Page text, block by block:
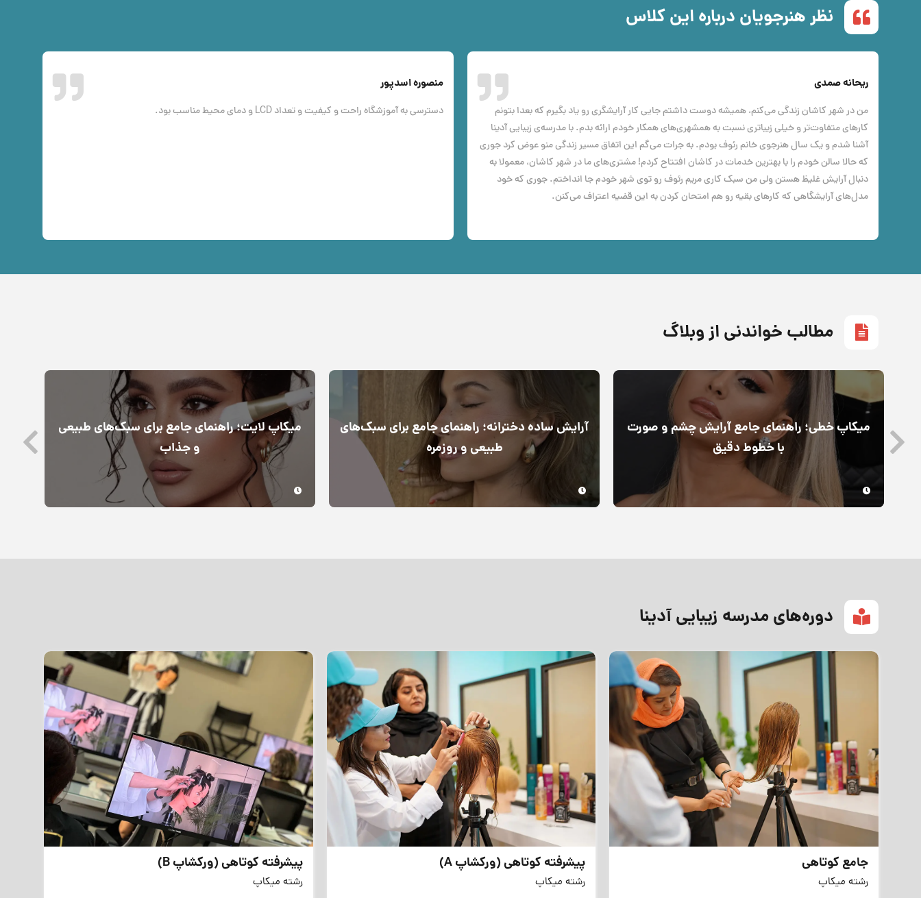
نظر هنرجویان درباره این کلاس
ریحانه صمدی
من در شهر کاشان زندگی می‌‌کنم، همیشه دوست داشتم جایی کار آرایشگری رو یاد بگیرم که بعدا بتونم
کارهای متفاوت‌تر و خیلی زیباتری نسبت به همشهری‌های همکار خودم ارائه بدم. با مدرسه‌ی زیبایی آدینا
آشنا شدم و یک سال هنرجوی خانم رئوف بودم. به جرات می‌گم این اتفاق مسیر زندگی منو عوض کرد جوری
که حالا سالن خودم را با بهترین خدمات در کاشان افتتاح کردم! مشتری‌های ما در شهر کاشان، معمولا به
دنبال آرایش غلیظ هستن ولی من سبک کاری مریم رئوف رو توی شهر خودم جا انداختم. جوری که خود
مدل‌های آرایشگاهی که کارهای بقیه رو هم امتحان کردن به این قضیه اعتراف می‌کنن.
منصوره اسدپور
دسترسی به آموزشگاه راحت و کیفیت و تعداد LCD و دمای محیط مناسب بود.
مطالب خواندنی از وبلاگ
میکاپ لایت؛ راهنمای جامع برای سبک‌های طبیعی
و جذاب
آرایش ساده دخترانه؛ راهنمای جامع برای سبک‌های
طبیعی و روزمره
میکاپ خطی؛ راهنمای جامع آرایش چشم و صورت
با خطوط دقیق
دوره‌های مدرسه زیبایی آدینا
جامع کوتاهی
رشته میکاپ
پیشرفته کوتاهی (ورکشاپ A)
رشته میکاپ
پیشرفته کوتاهی (ورکشاپ B)
رشته میکاپ